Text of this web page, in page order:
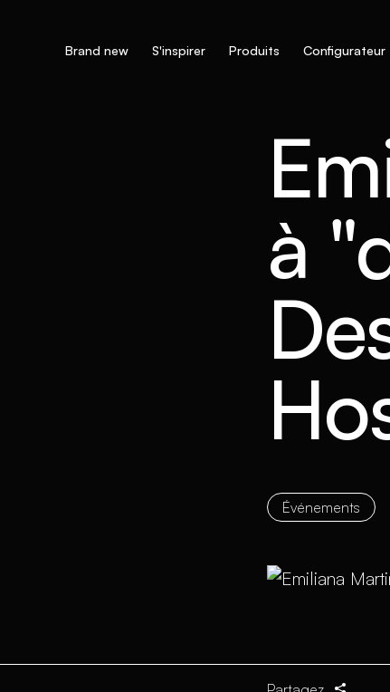
Brand new S'inspirer Produits Configurateur
à
Événements